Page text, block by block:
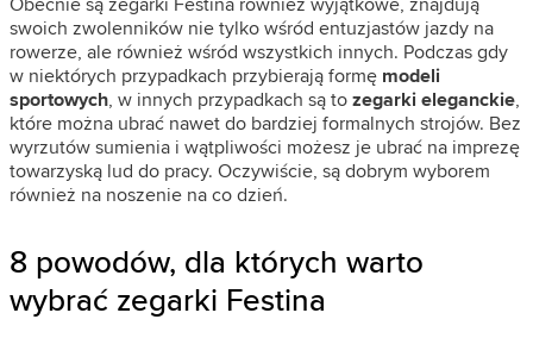
swoich zwolenników nie tylko wśród entuzjastów jazdy na
rowerze, ale również wśród wszystkich innych. Podczas gdy
w niektórych przypadkach przybierają formę modeli
sportowych, w innych przypadkach są tozegarki eleganckie,
które można ubrać nawet do bardziej formalnych strojów. Bez
wyrzutów sumienia i wątpliwości możesz je ubrać na imprezę
towarzyską lud do pracy. Oczywiście, są dobrym wyborem
również na noszenie na co dzień.
8 powodów, dla których warto
wybrać zegarki Festina